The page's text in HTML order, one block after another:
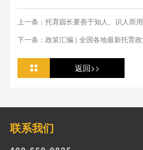
上一条：托育园长要善于知人、识人而
下一条：政策汇编 | 全国各地最新托育
返回>>
联系我们